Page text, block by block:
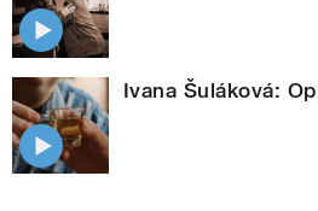
Ivana Šuláková: